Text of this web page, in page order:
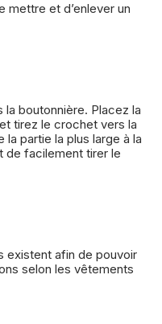
mettre et d’enlever un
boutonnière. Placez la
tirez le crochet vers la
partie la plus large à la
de facilement tirer le
existent afin de pouvoir
selon les vêtements